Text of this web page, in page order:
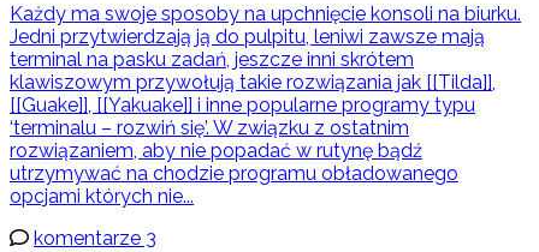
Każdy ma swoje sposoby na upchnięcie konsoli na biurku.
Jedni przytwierdzają ją do pulpitu, leniwi zawsze mają
terminal na pasku zadań, jeszcze inni skrótem
klawiszowym przywołują takie rozwiązania jak [[Tilda]],
[[Guake]], [[Yakuake]] i inne popularne programy typu
‘terminalu – rozwiń się’. W związku z ostatnim
rozwiązaniem, aby nie popadać w rutynę bądź
utrzymywać na chodzie programu obładowanego
opcjami których nie...
komentarze 3